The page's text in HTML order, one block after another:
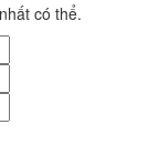
có thể.